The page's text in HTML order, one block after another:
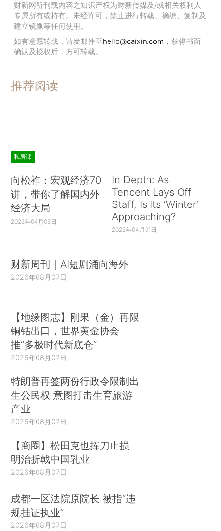
财新网所刊载内容之知识产权为财新传媒及/或相关权利人
专属所有或持有。未经许可，禁止进行转载、摘编、复制及
建立镜像等任何使用。
如有意愿转载，请发邮件至hello@caixin.com ，获得书面
确认及授权后，方可转载。
推荐阅读
私房课
向松祚：宏观经济70
讲，带你了解国内外
经济大局
2022年04月06日
In Depth: As
Tencent Lays Off
Staff, Is Its ‘Winter’
Approaching?
2022年04月01日
财新周刊｜AI短剧涌向海外
2026年08月07日
【地缘图志】刚果（金）再限
铜钴出口，世界黄金协会
推“多极时代新底仓”
2026年08月07日
特朗普再签两份行政令限制出
生公民权 意图打击生育旅游
产业
2026年08月07日
【商圈】松田克也挥刀止损
明治折戟中国乳业
2026年08月07日
成都一区法院原院长 被指“违
规挂证执业”
2026年08月07日